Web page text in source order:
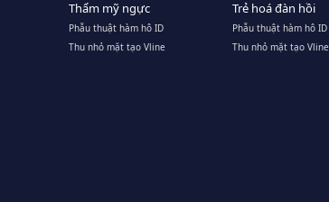
Thẩm mỹ ngực
Phẫu thuật hàm hô ID
Thu nhỏ mặt tạo Vline
Trẻ hoá đàn hồi
Phẫu thuật hàm hô ID
Thu nhỏ mặt tạo Vline